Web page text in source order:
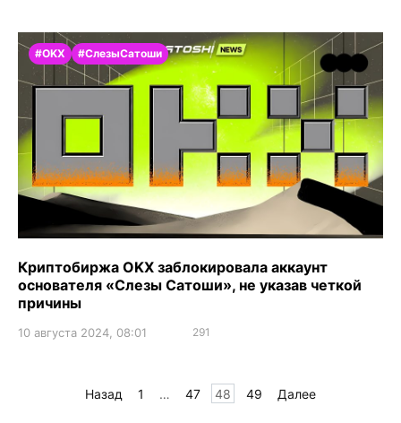
#OKX #СлезыСатоши
Криптобиржа OKX заблокировала аккаунт
основателя «Слезы Сатоши», не указав четкой
причины
10 августа 2024, 08:01 291
Назад 1 … 47 48 49 Далее